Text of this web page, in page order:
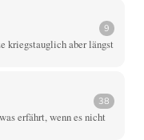
9
kriegstauglich aber längst
38
erfährt, wenn es nicht